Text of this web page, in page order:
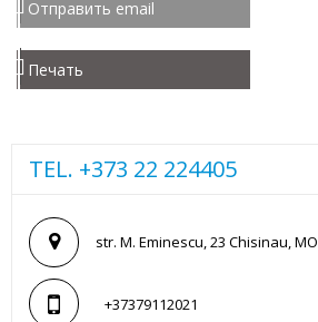
Отправить email
Печать
TEL. +373 22 224405
str. M. Eminescu, 23 Chisinau,
+37379112021